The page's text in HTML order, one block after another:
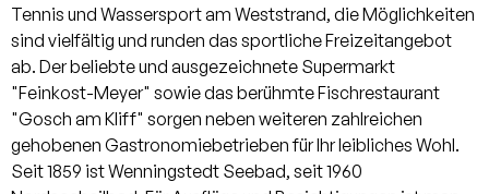
Tennis und Wassersport am Weststrand, die Möglichkeiten
sind vielfältig und runden das sportliche Freizeitangebot
ab. Der beliebte und ausgezeichnete Supermarkt
"Feinkost-Meyer" sowie das berühmte Fischrestaurant
"Gosch am Kliff" sorgen neben weiteren zahlreichen
gehobenen Gastronomiebetrieben für Ihr leibliches Wohl.
Seit 1859 ist Wenningstedt Seebad, seit 1960